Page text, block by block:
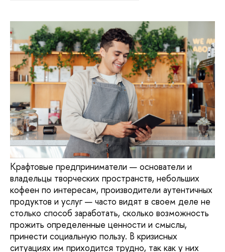
Крафтовые предприниматели — основатели и
владельцы творческих пространств, небольших
кофеен по интересам, производители аутентичных
продуктов и услуг — часто видят в своем деле не
столько способ заработать, сколько возможность
прожить определенные ценности и смыслы,
принести социальную пользу. В кризисных
ситуациях им приходится трудно, так как у них